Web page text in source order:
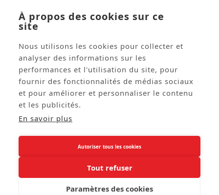
Lampion Cylindrique Blanc
Papier - Diam. 15cm
Réf: CARN39
1,25 € HT
Guirlande 10 Fanions
Réf: TER0266
7,39 € HT
call02 38 88 88 88
A Propos 
Service Clients 
À propos des cookies sur ce
site
Nous utilisons les cookies pour collecter et
analyser des informations sur les
performances et l'utilisation du site, pour
fournir des fonctionnalités de médias sociaux
et pour améliorer et personnaliser le contenu
et les publicités.
En savoir plus
Autoriser tous les cookies
Tout refuser
Paramètres des cookies